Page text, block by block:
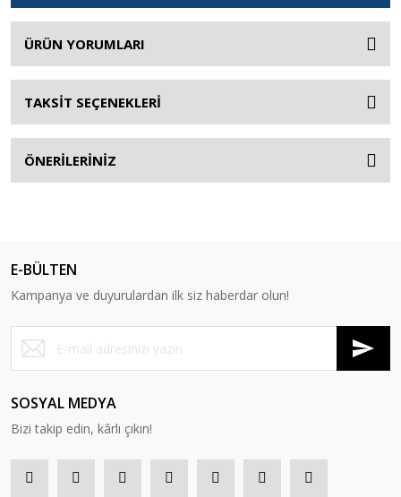
ÜRÜN YORUMLARI
TAKSİT SEÇENEKLERİ
ÖNERİLERİNİZ
E-BÜLTEN
Kampanya ve duyurulardan ilk siz haberdar olun!
SOSYAL MEDYA
Bizi takip edin, kârlı çıkın!